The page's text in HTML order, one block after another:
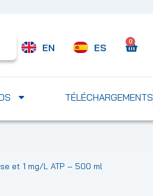
EN ES
0
TÉLÉCHARGEMENTS
et 1 mg/L ATP – 500 ml